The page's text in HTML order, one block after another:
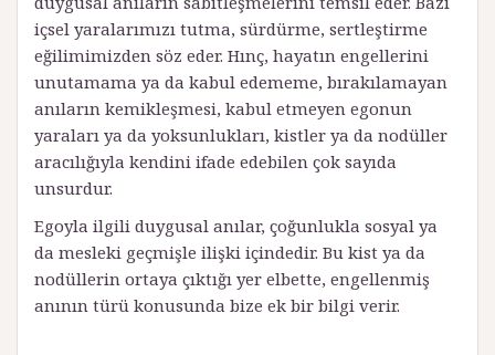
içsel yaralarımızı tutma, sürdürme, sertleştirme
eğilimimizden söz eder. Hınç, hayatın engellerini
unutamama ya da ka­bul edememe, bırakılamayan
anıların kemikleşmesi, kabul etmeyen egonun
yaraları ya da yoksunlukları, kistler ya da nodüller
aracılığıyla kendini ifade edebilen çok sayıda
unsurdur.
Egoyla ilgili duygusal anılar, çoğunlukla sosyal ya
da mesleki geçmişle ilişki içindedir. Bu kist ya da
nodüllerin ortaya çıktığı yer elbette, engellenmiş
anının türü konusunda bize ek bir bilgi verir.